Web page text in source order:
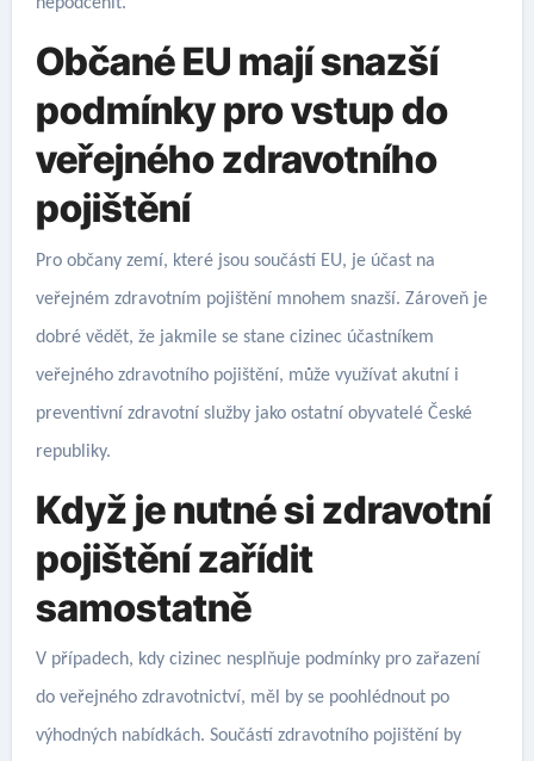
Občané EU mají snazší
podmínky pro vstup do
veřejného zdravotního
pojištění
Pro občany zemí, které jsou součástí EU, je účast na
veřejném zdravotním pojištění mnohem snazší. Zároveň je
dobré vědět, že jakmile se stane cizinec účastníkem
veřejného zdravotního pojištění, může využívat akutní i
preventivní zdravotní služby jako ostatní obyvatelé České
republiky.
Když je nutné si zdravotní
pojištění zařídit
samostatně
V případech, kdy cizinec nesplňuje podmínky pro zařazení
do veřejného zdravotnictví, měl by se poohlédnout po
výhodných nabídkách. Součástí zdravotního pojištění by